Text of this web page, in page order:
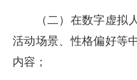
（二）在数字虚拟
活动场景、性格偏好等
内容；